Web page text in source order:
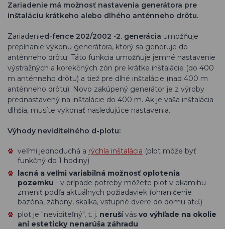
Zariadenie má možnosť nastavenia generátora pre
inštaláciu krátkeho alebo dlhého anténneho drôtu.
Zariadenied-fence 202/2002 -2. generácia umožňuje
prepínanie výkonu generátora, ktorý sa generuje do
anténneho drôtu. Táto funkcia umožňuje jemné nastavenie
výstražných a korekčných zón pre krátke inštalácie (do 400
m anténneho drôtu) a tiež pre dlhé inštalácie (nad 400 m
anténneho drôtu). Novo zakúpený generátor je z výroby
prednastavený na inštalácie do 400 m. Ak je vaša inštalácia
dlhšia, musíte vykonať nasledujúce nastavenia.
Výhody neviditeľného d-plotu:
veľmi jednoduchá a rýchla inštalácia (plot môže byť
funkčný do 1 hodiny)
lacná a veľmi variabilná možnosť oplotenia
pozemku - v prípade potreby môžete plot v okamihu
zmeniť podľa aktuálnych požiadaviek (ohraničenie
bazéna, záhony, skalka, vstupné dvere do domu atď.)
plot je "neviditeľný", t. j. nerušívás vo výhľade na okolie
ani esteticky nenarúša záhradu